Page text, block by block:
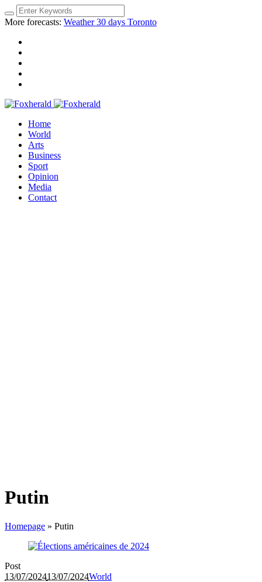
More forecasts: Weather 30 days Toronto
Home
World
Arts
Business
Sport
Opinion
Media
Contact
Putin
Homepage » Putin
Post
13/07/202413/07/2024World